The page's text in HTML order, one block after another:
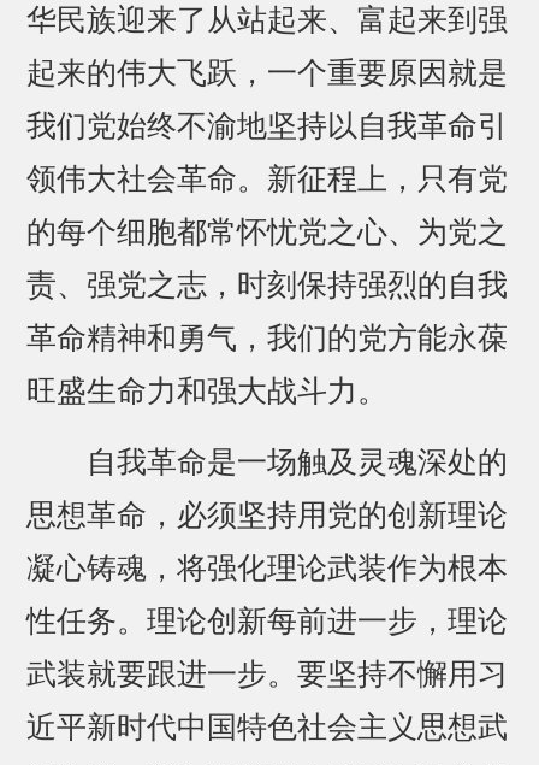
华民族迎来了从站起来、富起来到强
起来的伟大飞跃，一个重要原因就是
我们党始终不渝地坚持以自我革命引
领伟大社会革命。新征程上，只有党
的每个细胞都常怀忧党之心、为党之
责、强党之志，时刻保持强烈的自我
革命精神和勇气，我们的党方能永葆
旺盛生命力和强大战斗力。
自我革命是一场触及灵魂深处的
思想革命，必须坚持用党的创新理论
凝心铸魂，将强化理论武装作为根本
性任务。理论创新每前进一步，理论
武装就要跟进一步。要坚持不懈用习
近平新时代中国特色社会主义思想武